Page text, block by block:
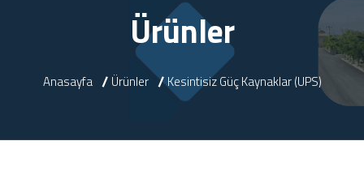
Ürünler
Anasayfa Ürünler Kesintisiz Güç Kaynaklar (UPS)